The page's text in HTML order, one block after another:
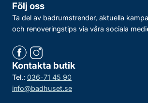
Följ oss
Ta del av badrumstrender, aktuella
och renoveringstips via våra sociala
Kontakta butik
Tel.: 036-71 45 90
info@badhuset.se